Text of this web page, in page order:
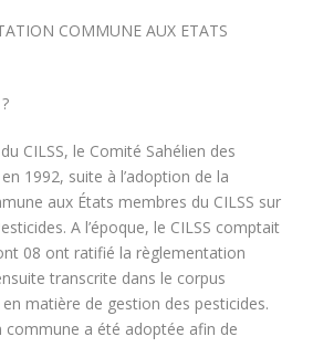
COMMUNE AUX ETATS
CILSS, le Comité Sahélien des
1992, suite à l’adoption de la
aux États membres du CILSS sur
A l’époque, le CILSS comptait
08 ont ratifié la règlementation
transcrite dans le corpus
matière de gestion des pesticides.
a été adoptée afin de